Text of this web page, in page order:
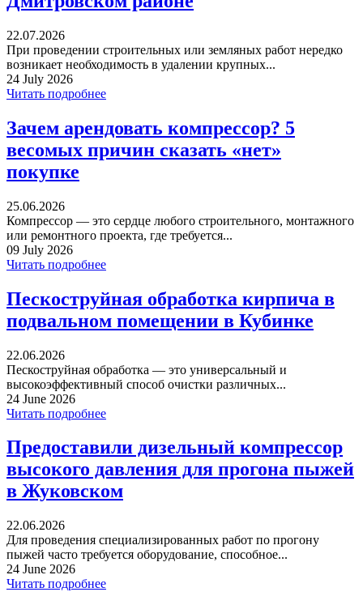
22.07.2026
При проведении строительных или земляных работ нередко
возникает необходимость в удалении крупных...
24 July 2026
Читать подробнее
Зачем арендовать компрессор? 5
весомых причин сказать «нет»
покупке
25.06.2026
Компрессор — это сердце любого строительного, монтажного
или ремонтного проекта, где требуется...
09 July 2026
Читать подробнее
Пескоструйная обработка кирпича в
подвальном помещении в Кубинке
22.06.2026
Пескоструйная обработка — это универсальный и
высокоэффективный способ очистки различных...
24 June 2026
Читать подробнее
Предоставили дизельный компрессор
высокого давления для прогона пыжей
в Жуковском
22.06.2026
Для проведения специализированных работ по прогону
пыжей часто требуется оборудование, способное...
24 June 2026
Читать подробнее